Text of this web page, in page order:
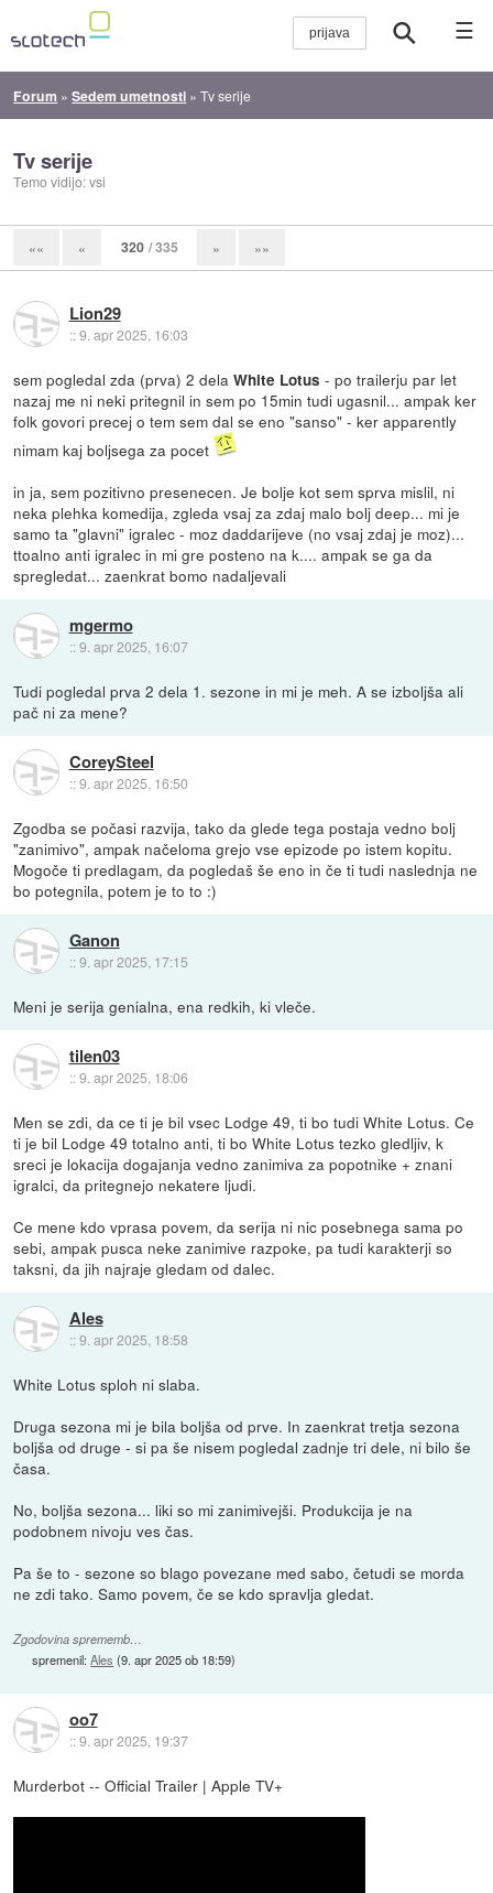
☰
Forum »Sedem umetnosti »Tv serije
Tv serije
Temo vidijo: vsi
«« « 320 / 335 » »»
Lion29
::9. apr 2025, 16:03
sem pogledal zda (prva) 2 delaWhite Lotus - po trailerju par let
nazaj me ni neki pritegnil in sem po 15min tudi ugasnil... ampak ker
folk govori precej o tem sem dal se eno "sanso" - ker apparently
nimam kaj boljsega za pocet
in ja, sem pozitivno presenecen. Je bolje kot sem sprva mislil, ni
neka plehka komedija, zgleda vsaj za zdaj malo bolj deep... mi je
samo ta "glavni" igralec - moz daddarijeve (no vsaj zdaj je moz)...
ttoalno anti igralec in mi gre posteno na k.... ampak se ga da
spregledat... zaenkrat bomo nadaljevali
mgermo
::9. apr 2025, 16:07
Tudi pogledal prva 2 dela 1. sezone in mi je meh. A se izboljša ali
pač ni za mene?
CoreySteel
::9. apr 2025, 16:50
Zgodba se počasi razvija, tako da glede tega postaja vedno bolj
"zanimivo", ampak načeloma grejo vse epizode po istem kopitu.
Mogoče ti predlagam, da pogledaš še eno in če ti tudi naslednja ne
bo potegnila, potem je to to :)
Ganon
::9. apr 2025, 17:15
Meni je serija genialna, ena redkih, ki vleče.
tilen03
::9. apr 2025, 18:06
Men se zdi, da ce ti je bil vsec Lodge 49, ti bo tudi White Lotus. Ce
ti je bil Lodge 49 totalno anti, ti bo White Lotus tezko gledljiv, k
sreci je lokacija dogajanja vedno zanimiva za popotnike + znani
igralci, da pritegnejo nekatere ljudi.
Ce mene kdo vprasa povem, da serija ni nic posebnega sama po
sebi, ampak pusca neke zanimive razpoke, pa tudi karakterji so
taksni, da jih najraje gledam od dalec.
Ales
::9. apr 2025, 18:58
White Lotus sploh ni slaba.
Druga sezona mi je bila boljša od prve. In zaenkrat tretja sezona
boljša od druge - si pa še nisem pogledal zadnje tri dele, ni bilo še
časa.
No, boljša sezona... liki so mi zanimivejši. Produkcija je na
podobnem nivoju ves čas.
Pa še to - sezone so blago povezane med sabo, četudi se morda
ne zdi tako. Samo povem, če se kdo spravlja gledat.
Zgodovina sprememb…
spremenil:Ales (9. apr 2025 ob 18:59)
oo7
::9. apr 2025, 19:37
Murderbot -- Official Trailer | Apple TV+